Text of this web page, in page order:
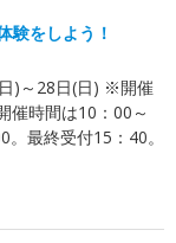
験をしよう！
)～28日(日) ※開催
催時間は10：00～
最終受付15：40。